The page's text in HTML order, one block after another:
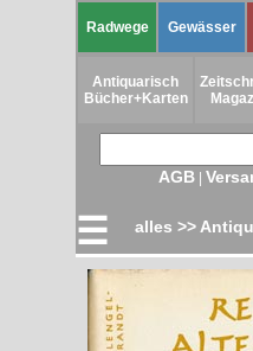
Radwege Gewässer
Antiquarisch
Bücher+Karten
AGB |
☰ alles >>